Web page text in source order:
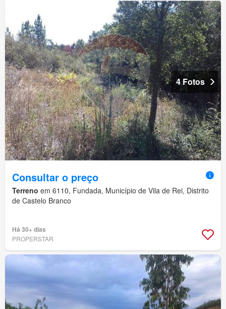
4 Fotos
Consultar o preço
Terreno em 6110, Fundada, Município de Vila de Rei, Distrito
de Castelo Branco
Há 30+ dias
PROPERSTAR